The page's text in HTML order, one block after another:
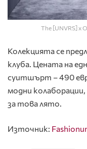
The [UNVRS] x
Колекцията се
клуба. Цената на
суитшърт – 490
модни
за това лято.
Източник: